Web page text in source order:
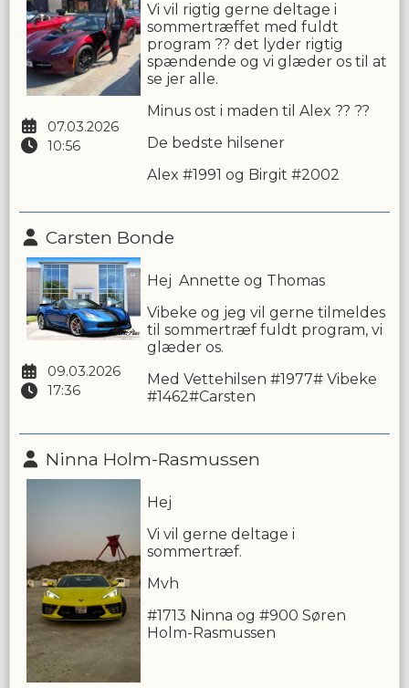
07.03.2026
10:56
Vi vil rigtig gerne deltage i
sommertræffet med fuldt
program ?? det lyder rigtig
spændende og vi glæder os til at
se jer alle.
Minus ost i maden til Alex ?? ??
De bedste hilsener
Alex #1991 og Birgit #2002
Carsten Bonde
09.03.2026
17:36
Hej Annette og Thomas
Vibeke og jeg vil gerne tilmeldes
til sommertræf fuldt program, vi
glæder os.
Med Vettehilsen #1977# Vibeke
#1462#Carsten
Ninna Holm-Rasmussen
Hej
Vi vil gerne deltage i
sommertræf.
Mvh
#1713 Ninna og #900 Søren
Holm-Rasmussen